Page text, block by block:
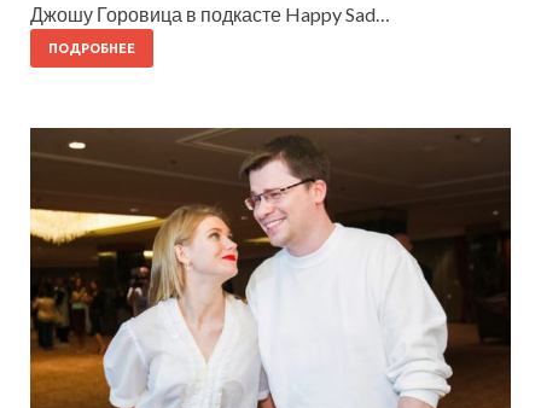
Джошу Горовица в подкасте Happy Sad…
ПОДРОБНЕЕ